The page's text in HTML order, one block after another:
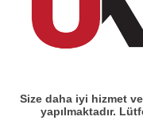
Size daha iyi hizmet
yapılmaktadır.